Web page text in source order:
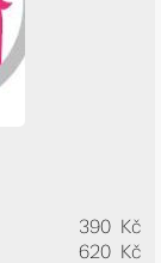
390 Kč
620 Kč